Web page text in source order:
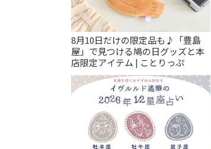
8月10日だけの限定品も♪「豊島
屋」で見つける鳩の日グッズと本
店限定アイテム | ことりっぷ